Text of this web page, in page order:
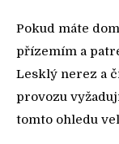
Pokud máte
přízemím a
Lesklý nerez a
provozu
tomto ohledu